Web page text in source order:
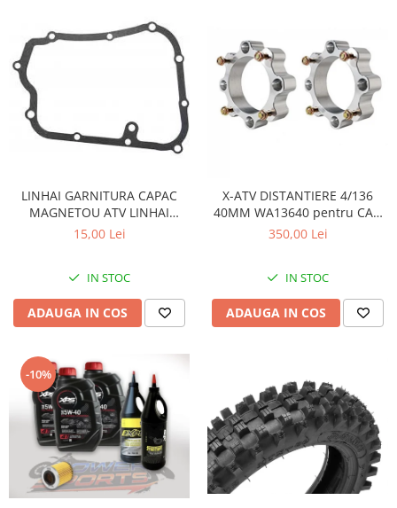
LINHAI GARNITURA CAPAC
MAGNETOU ATV LINHAI
260/300/400 - 23617
15,00 Lei
IN STOC
ADAUGA IN COS
X-ATV DISTANTIERE 4/136
40MM WA13640 pentru CAN
AM
350,00 Lei
IN STOC
ADAUGA IN COS
-10%